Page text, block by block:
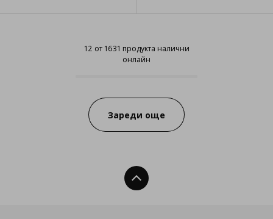
12 от 1631 продукта налични
онлайн
12 от 1631 продукта налични
Зареди още
Нагоре